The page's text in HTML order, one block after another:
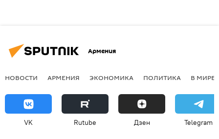
Армения
НОВОСТИ АРМЕНИЯ ЭКОНОМИКА ПОЛИТИКА В МИРЕ
VK Rutube Дзен Telegram